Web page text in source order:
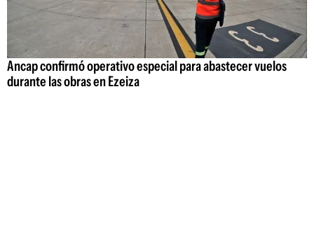
Ancap confirmó operativo especial para abastecer vuelos
durante las obras en Ezeiza